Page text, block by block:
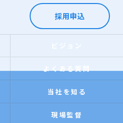
採用申込
よくある質問
当社を知る
現場監督